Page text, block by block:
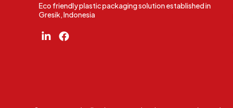
Eco friendly plastic packaging solution established in
Gresik, Indonesia